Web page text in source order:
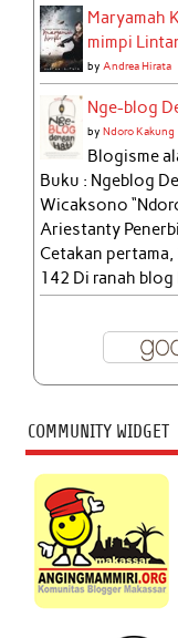
Maryamah
mimpi
byAndrea Hirata
Nge-blog
byNdoro Kakung
Blogisme
Buku : Ngeblog
Wicaksono
Ariestanty
Cetakan pertama,
142 Di ranah blog
COMMUNITY WIDGET